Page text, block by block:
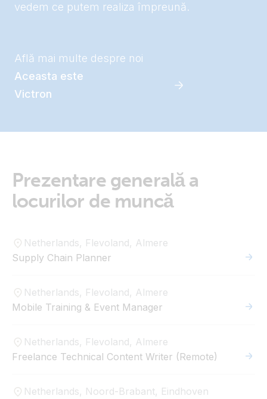
vedem ce putem realiza împreună.
Află mai multe despre noi
Aceasta este
Victron
Prezentare generală a
locurilor de muncă
Netherlands, Flevoland, Almere
Supply Chain Planner
Netherlands, Flevoland, Almere
Mobile Training & Event Manager
Netherlands, Flevoland, Almere
Freelance Technical Content Writer (Remote)
Netherlands, Noord-Brabant, Eindhoven